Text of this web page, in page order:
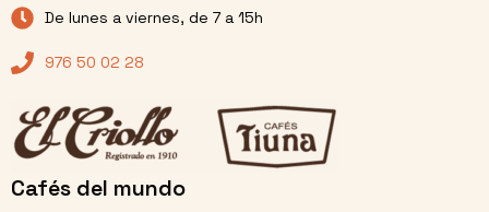
De lunes a viernes, de 7 a 15h
976 50 02 28
Cafés del mundo